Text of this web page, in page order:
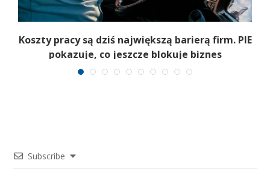
Koszty pracy są dziś największą barierą firm. PIE
pokazuje, co jeszcze blokuje biznes
Subscribe